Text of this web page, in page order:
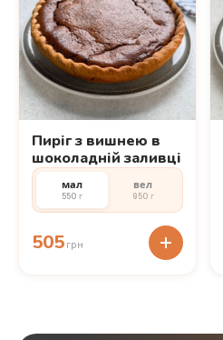
Пиріг з вишнею в
шоколадній заливці
мал
550 г
вел
950 г
505 грн